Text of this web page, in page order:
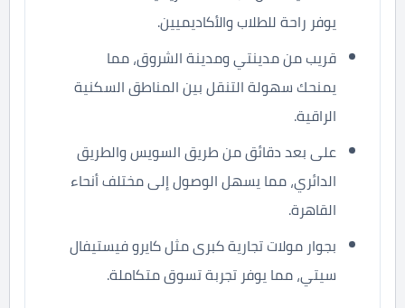
يوفر راحة للطلاب والأكاديميين.
قريب من مدينتي ومدينة الشروق، مما
يمنحك سهولة التنقل بين المناطق السكنية
الراقية.
على بعد دقائق من طريق السويس والطريق
الدائري، مما يسهل الوصول إلى مختلف أنحاء
القاهرة.
بجوار مولات تجارية كبرى مثل كايرو فيستيفال
سيتي، مما يوفر تجربة تسوق متكاملة.